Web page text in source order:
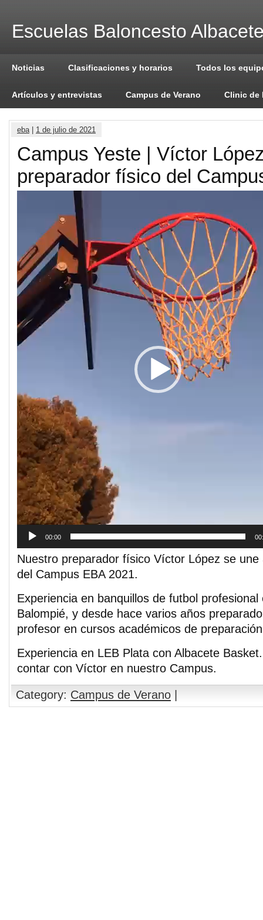
Escuelas Baloncesto
Noticias Clasificaciones y horarios Todos los
Artículos y entrevistas Campus de Verano Clinic de
eba| 1 de julio de 2021
Campus Yeste | Víctor
preparador físico del
00:00
Nuestro preparador físico Víctor López se
del Campus EBA 2021.
Experiencia en banquillos de futbol profesional
Balompié, y desde hace varios años
profesor en cursos académicos de
Experiencia en LEB Plata con Albacete
contar con Víctor en nuestro Campus.
Category: Campus de Verano